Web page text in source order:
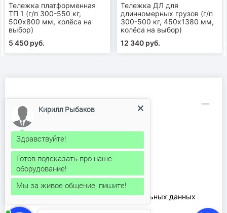
Тележка платформенная
ТП 1 (г/п 300-550 кг,
500х800 мм, колёса на
выбор)
5 450 руб.
Тележка ДЛ для
длинномерных грузов (г/п
300-500 кг, 450х1380 мм,
колёса на выбор)
12 340 руб.
Информация
Аренда рохли
Доставка и оплата
Каталог продукции
Контакты
О компании
Ремонт рохлей
Соглашение на обработку персональных данных
Кирилл Рыбаков
Здравствуйте!
Готов подсказать про наше
оборудование!
Мы за живое общение, пишите!